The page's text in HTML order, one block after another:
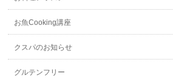
お魚Cooking講座
クスパのお知らせ
グルテンフリー